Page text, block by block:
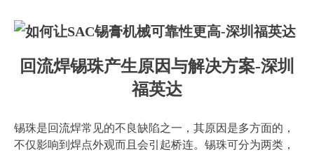
回流焊锡珠产生原因与解决方案-深圳
福英达
锡珠是回流焊常见的不良缺陷之一，其原因是多方面的，
不仅影响到焊点外观而且会引起桥连。锡珠可分为两类，